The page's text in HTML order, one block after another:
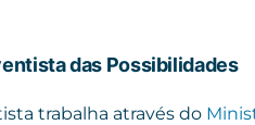
das Possibilidades
trabalha através do